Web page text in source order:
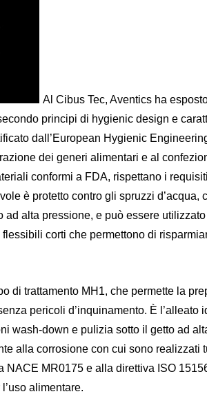
Al Cibus Tec, Aventics ha
principi di hygienic design e
dall’European Hygienic
dei generi alimentari e al
conformi a FDA, rispettano i
è protetto contro gli spruzzi d’acqua,
ad alta pressione, e può essere
corti che permettono di
di trattamento MH1, che permette la
pericoli d’inquinamento. È l’alleato
wash-down e pulizia sotto il getto ad
alla corrosione con cui sono realizzati
NACE MR0175 e alla direttiva ISO
alimentare.